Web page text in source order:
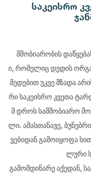
საკეისრო
მშობიარობის
ი,რომელიცდედის
მედებითუკვემზადა
რი საკეისროკვეთა
მდროს სამშობიარო
ლი. ამასთანავე,
ვებიდანგამოიყოფა
ლური
გამომდინარეაქედან,